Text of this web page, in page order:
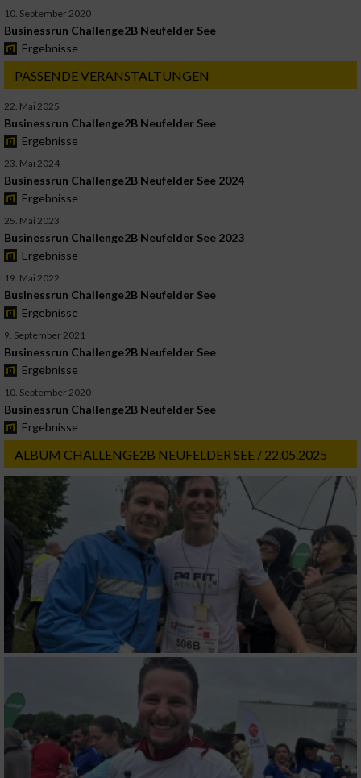
10. September 2020
Businessrun Challenge2B Neufelder See
Ergebnisse
PASSENDE VERANSTALTUNGEN
22. Mai 2025
Businessrun Challenge2B Neufelder See
Ergebnisse
23. Mai 2024
Businessrun Challenge2B Neufelder See 2024
Ergebnisse
25. Mai 2023
Businessrun Challenge2B Neufelder See 2023
Ergebnisse
19. Mai 2022
Businessrun Challenge2B Neufelder See
Ergebnisse
9. September 2021
Businessrun Challenge2B Neufelder See
Ergebnisse
10. September 2020
Businessrun Challenge2B Neufelder See
Ergebnisse
ALBUM CHALLENGE2B NEUFELDER SEE / 22.05.2025